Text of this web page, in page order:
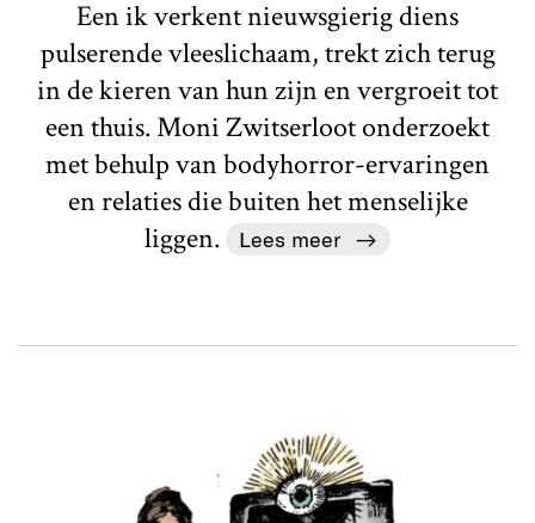
Een ik verkent nieuwsgierig diens
pulserende vleeslichaam, trekt zich terug
in de kieren van hun zijn en vergroeit tot
een thuis. Moni Zwitserloot onderzoekt
met behulp van bodyhorror-ervaringen
en relaties die buiten het menselijke
liggen.
Lees meer